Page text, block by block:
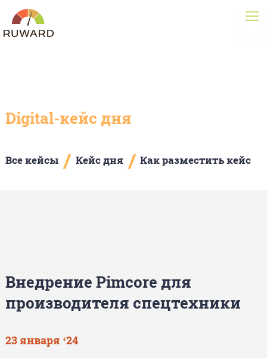
Digital-кейс дня
Все кейсы / Кейс дня / Как разместить кейс
Внедрение Pimcore для
производителя спецтехники
23 января ‘24